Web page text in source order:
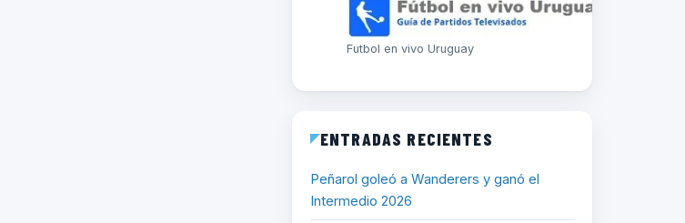
Futbol en vivo Uruguay
ENTRADAS RECIENTES
Peñarol goleó a Wanderers y ganó el
Intermedio 2026